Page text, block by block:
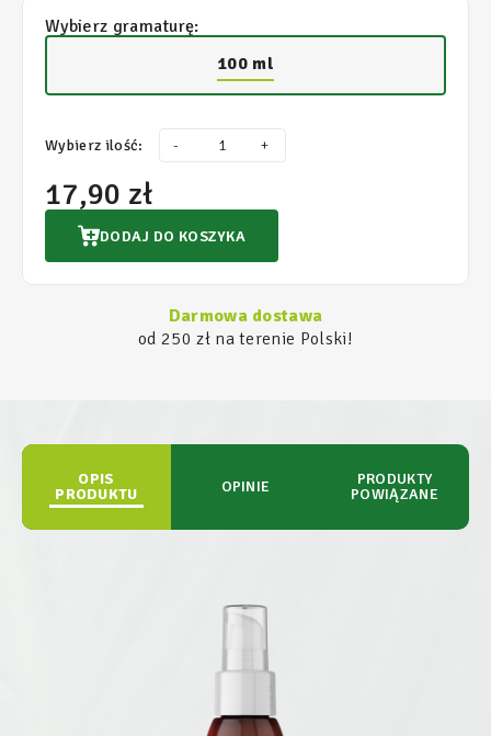
Wybierz gramaturę:
100 ml
Wybierz ilość: - +
17,90 zł
DODAJ DO KOSZYKA
Darmowa dostawa
od 250 zł na terenie Polski!
OPIS
PRODUKTU
OPINIE
PRODUKTY
POWIĄZANE